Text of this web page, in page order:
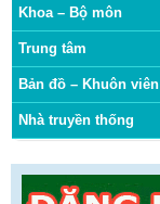
Khoa – Bộ môn
Trung tâm
Bản đồ – Khuôn viên
Nhà truyền thống